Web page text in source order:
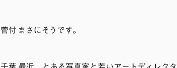
菅付 まさにそうです。